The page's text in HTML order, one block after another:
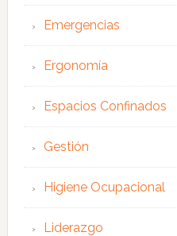
Emergencias
Ergonomía
Espacios Confinados
Gestión
Higiene Ocupacional
Liderazgo